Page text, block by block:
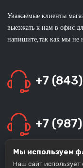
Мы используем
Наш сайт использует
Уважаемые клиенты
выезжать к нам в офис
напишите,так как мы не
+7
+7